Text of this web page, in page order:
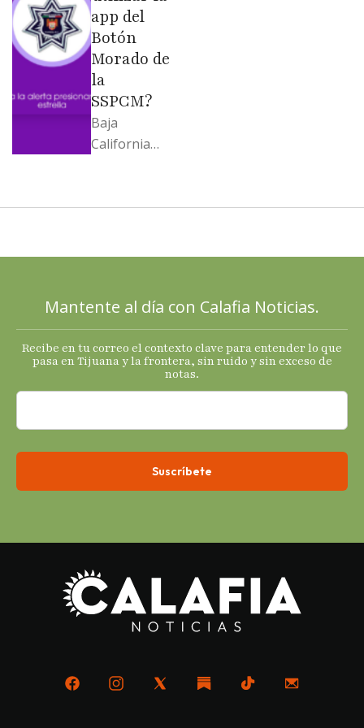
…
app del
Botón
Morado de
la
SSPCM?
Baja
California
2025 con
termómetro
s
económicos.
Mantente al día con Calafia Noticias.
Recibe en tu correo el contexto clave para entender lo que
pasa en Tijuana y la frontera, sin ruido y sin exceso de
notas.